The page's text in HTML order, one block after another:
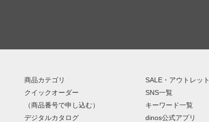
商品カテゴリ
クイックオーダー
（商品番号で申し込む）
デジタルカタログ
SALE・アウトレット
SNS一覧
キーワード一覧
dinos公式アプリ